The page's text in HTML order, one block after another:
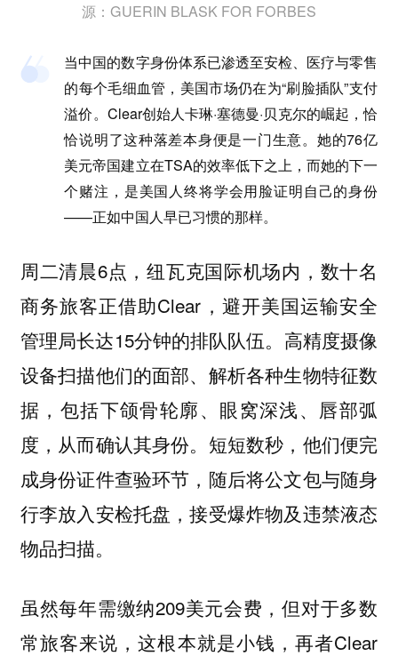
源：GUERIN BLASK FOR FORBES
当中国的数字身份体系已渗透至安检、医疗与零售
的每个毛细血管，美国市场仍在为“刷脸插队”支付
溢价。Clear创始人卡琳·塞德曼·贝克尔的崛起，恰
恰说明了这种落差本身便是一门生意。她的76亿
美元帝国建立在TSA的效率低下之上，而她的下一
个赌注，是美国人终将学会用脸证明自己的身份
——正如中国人早已习惯的那样。
周二清晨6点，纽瓦克国际机场内，数十名
商务旅客正借助Clear，避开美国运输安全
管理局长达15分钟的排队队伍。高精度摄像
设备扫描他们的面部、解析各种生物特征数
据，包括下颌骨轮廓、眼窝深浅、唇部弧
度，从而确认其身份。短短数秒，他们便完
成身份证件查验环节，随后将公文包与随身
行李放入安检托盘，接受爆炸物及违禁液态
物品扫描。
虽然每年需缴纳209美元会费，但对于多数
常旅客来说，这根本就是小钱，再者Clear